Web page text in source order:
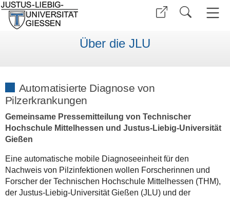
Über die JLU
Automatisierte Diagnose von
Pilzerkrankungen
Gemeinsame Pressemitteilung von Technischer
Hochschule Mittelhessen und Justus-Liebig-Universität
Gießen
Eine automatische mobile Diagnoseeinheit für den
Nachweis von Pilzinfektionen wollen Forscherinnen und
Forscher der Technischen Hochschule Mittelhessen (THM),
der Justus-Liebig-Universität Gießen (JLU) und der